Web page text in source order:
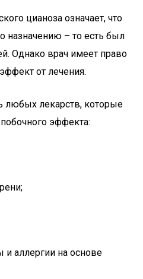
цианоза означает, что
назначению – то есть был
Однако врач имеет право
от лечения.
любых лекарств, которые
эффекта:
и аллергии на основе